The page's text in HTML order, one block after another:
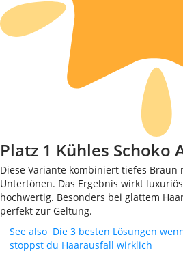
Platz 1 Kühles Schoko
Diese Variante kombiniert tiefes Braun
Untertönen. Das Ergebnis wirkt
hochwertig. Besonders bei glattem
perfekt zur Geltung.
See also Die 3 besten Lösungen
stoppst du Haarausfall wirklich